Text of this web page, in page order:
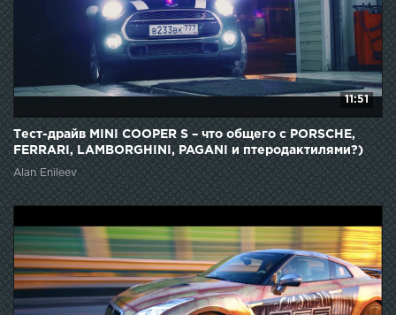
11:51
Тест-драйв MINI COOPER S – что общего с PORSCHE,
FERRARI, LAMBORGHINI, PAGANI и птеродактилями?)
Alan Enileev